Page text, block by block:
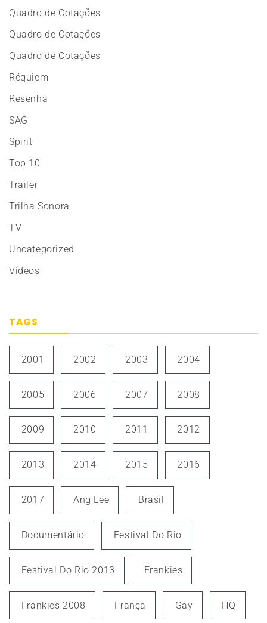
Quadro de Cotações
Quadro de Cotações
Quadro de Cotações
Réquiem
Resenha
SAG
Spirit
Top 10
Trailer
Trilha Sonora
TV
Uncategorized
Vídeos
TAGS
2001 2002 2003 2004
2005 2006 2007 2008
2009 2010 2011 2012
2013 2014 2015 2016
2017 Ang Lee Brasil
Documentário Festival Do Rio
Festival Do Rio 2013 Frankies
Frankies 2008 França Gay HQ